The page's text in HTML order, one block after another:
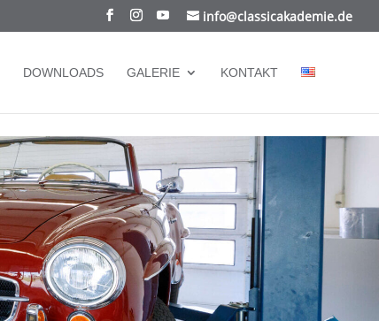
info@classicakademie.de
DOWNLOADS GALERIE KONTAKT